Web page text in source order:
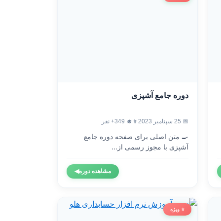
دوره جامع آشپزی
📅 25 سپتامبر 2023 👨‍🎓 349+ نفر
🍳 متن اصلی برای صفحه دوره جامع
آشپزی با مجوز رسمی از...
مشاهده دوره◀
⭐ ویژه